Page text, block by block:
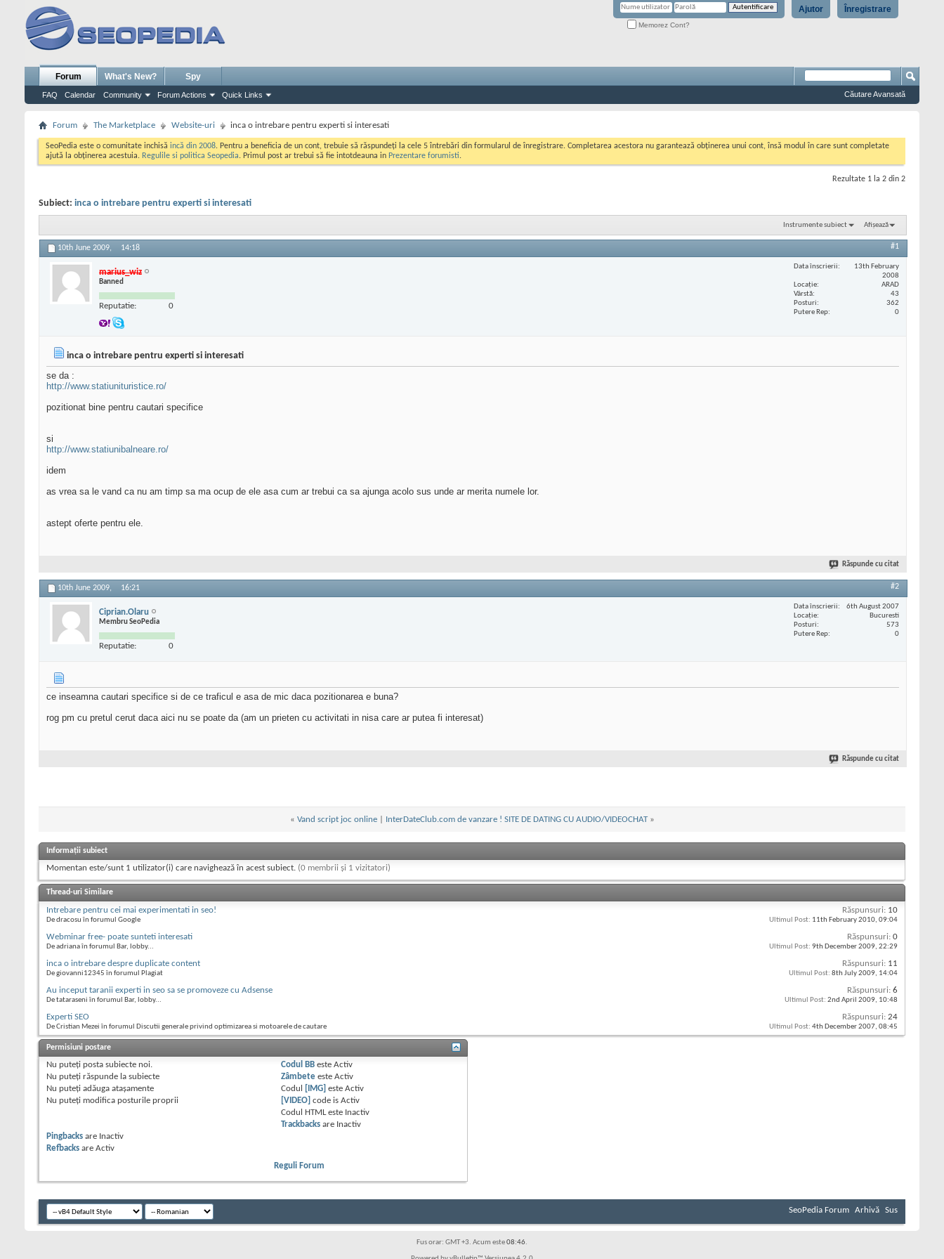
Înregistrare
Ajutor
Memorez Cont?
Forum
FAQ Calendar Community Forum Actions Quick Links
What's New? Spy
Căutare Avansată
Forum The Marketplace Website-uri inca o intrebare pentru experti si interesati
SeoPedia este o comunitate inchisă incă din 2008. Pentru a beneficia de un cont, trebuie să răspundeți la cele 5 întrebări din formularul de înregistrare. Completarea acestora nu garantează obținerea unui cont, însă modul în care sunt completate
ajută la obținerea acestuia. Regulile si politica Seopedia. Primul post ar trebui să fie intotdeauna in Prezentare forumisti.
Rezultate 1 la 2 din 2
Subiect: inca o intrebare pentru experti si interesati
Instrumente subiect Afișează
10th June 2009, 14:18 #1
marius_wiz
Banned
Reputatie: 0
Data înscrierii
13th February
2008
Locaţie
ARAD
Vârstă
43
Posturi
362
Putere Rep
0
inca o intrebare pentru experti si interesati
se da :
http://www.statiunituristice.ro/
pozitionat bine pentru cautari specifice
si
http://www.statiunibalneare.ro/
idem
as vrea sa le vand ca nu am timp sa ma ocup de ele asa cum ar trebui ca sa ajunga acolo sus unde ar merita numele lor.
astept oferte pentru ele.
Răspunde cu citat
10th June 2009, 16:21 #2
Ciprian.Olaru
Membru SeoPedia
Reputatie: 0
Data înscrierii
6th August 2007
Locaţie
Bucuresti
Posturi
573
Putere Rep
0
ce inseamna cautari specifice si de ce traficul e asa de mic daca pozitionarea e buna?
rog pm cu pretul cerut daca aici nu se poate da (am un prieten cu activitati in nisa care ar putea fi interesat)
Răspunde cu citat
« Vand script joc online| InterDateClub.com de vanzare ! SITE DE DATING CU AUDIO/VIDEOCHAT »
Informații subiect
Momentan este/sunt 1 utilizator(i) care navighează în acest subiect. (0 membrii și 1 vizitatori)
Thread-uri Similare
Intrebare pentru cei mai experimentati in seo!
De dracosu în forumul Google
Răspunsuri: 10
Ultimul Post: 11th February 2010, 09:04
Webminar free- poate sunteti interesati
De adriana în forumul Bar, lobby...
Răspunsuri: 0
Ultimul Post: 9th December 2009, 22:29
inca o intrebare despre duplicate content
De giovanni12345 în forumul Plagiat
Răspunsuri: 11
Ultimul Post: 8th July 2009, 14:04
Au inceput taranii experti in seo sa se promoveze cu Adsense
De tataraseni în forumul Bar, lobby...
Răspunsuri: 6
Ultimul Post: 2nd April 2009, 10:48
Experti SEO
De Cristian Mezei în forumul Discutii generale privind optimizarea si motoarele de cautare
Răspunsuri: 24
Ultimul Post: 4th December 2007, 08:45
Permisiuni postare
Nu puteţi posta subiecte noi.
Nu puteţi răspunde la subiecte
Nu puteţi adăuga ataşamente
Nu puteţi modifica posturile proprii
Codul BB esteActiv
Zâmbete esteActiv
Codul
[IMG] esteActiv
[VIDEO] code isActiv
Codul HTML este Inactiv
Trackbacks are Inactiv
Pingbacks are Inactiv
Refbacks are Activ
Reguli Forum
SeoPedia Forum Arhivă Sus
Fus orar: GMT +3. Acum este08:46.